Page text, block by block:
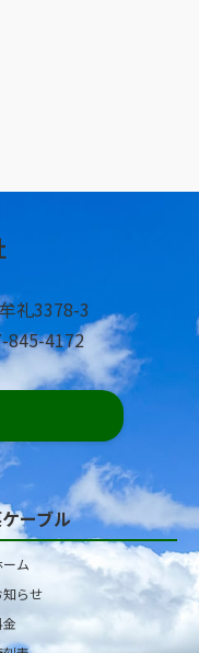
礼3378-3
4172
ーブル
ーム
知らせ